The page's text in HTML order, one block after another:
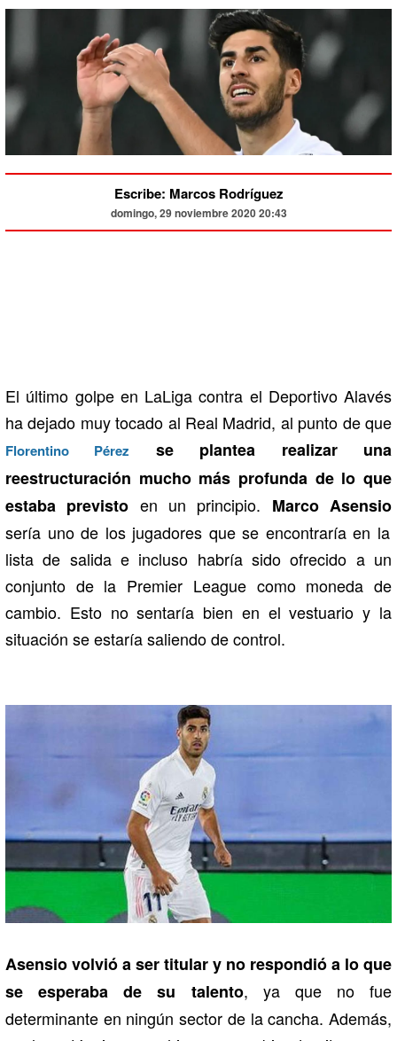
Escribe: Marcos Rodríguez
domingo, 29 noviembre 2020 20:43
El último golpe en LaLiga contra el Deportivo Alavés
ha dejado muy tocado al Real Madrid, al punto de que
Florentino Pérez
se plantea realizar una
reestructuración mucho más profunda de lo que
estaba previsto en un principio. Marco Asensio
sería uno de los jugadores que se encontraría en la
lista de salida e incluso habría sido ofrecido a un
conjunto de la Premier League como moneda de
cambio. Esto no sentaría bien en el vestuario y la
situación se estaría saliendo de control.
Asensio volvió a ser titular y no respondió a lo que
se esperaba de su talento, ya que no fue
determinante en ningún sector de la cancha. Además,